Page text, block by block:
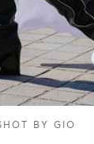
BY GIO